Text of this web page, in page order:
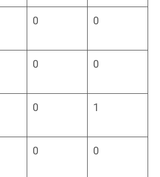
0 0
0 0
0 1
0 0